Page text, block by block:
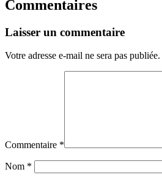
Commentaires
Laisser un commentaire
Votre adresse e-mail ne sera pas publiée.
Commentaire *
Nom *